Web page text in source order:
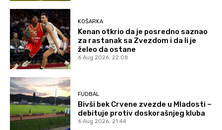
KOŠARKA
Kenan otkrio da je posredno saznao
za rastanak sa Zvezdom i da li je
želeo da ostane
6 Aug 2026. 22:08
FUDBAL
Bivši bek Crvene zvezde u Mladosti –
debituje protiv doskorašnjeg kluba
6 Aug 2026. 21:44